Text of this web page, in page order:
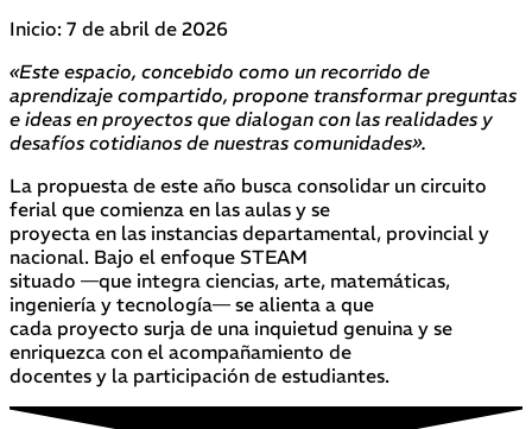
Inicio: 7 de abril de 2026
«Este espacio, concebido como un recorrido de
aprendizaje compartido, propone transformar preguntas
e ideas en proyectos que dialogan con las realidades y
desafíos cotidianos de nuestras comunidades».
La propuesta de este año busca consolidar un circuito
ferial que comienza en las aulas y se
proyecta en las instancias departamental, provincial y
nacional. Bajo el enfoque STEAM
situado —que integra ciencias, arte, matemáticas,
ingeniería y tecnología— se alienta a que
cada proyecto surja de una inquietud genuina y se
enriquezca con el acompañamiento de
docentes y la participación de estudiantes.